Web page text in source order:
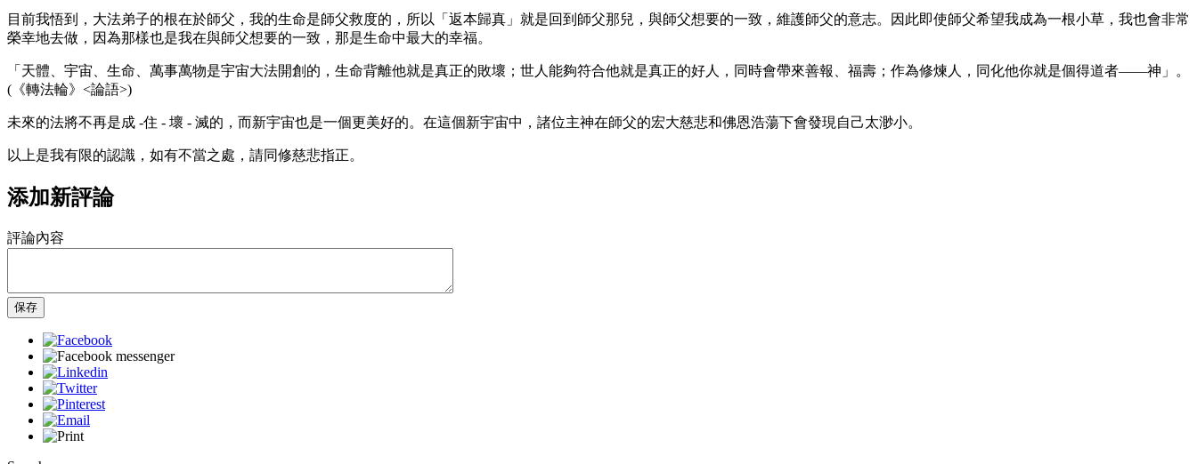
目前我悟到，大法弟子的根在於師父，我的生命是師父救度的，所以「返本歸真」就是回到師父那兒，與師父想要的一致，維護師父的意志。因此即使師父希望我成為一根小草，我也會非常
榮幸地去做，因為那樣也是我在與師父想要的一致，那是生命中最大的幸福。
「天體、宇宙、生命、萬事萬物是宇宙大法開創的，生命背離他就是真正的敗壞；世人能夠符合他就是真正的好人，同時會帶來善報、福壽；作為修煉人，同化他你就是個得道者——神」。
(《轉法輪》<論語>)
未來的法將不再是成 -住 - 壞 - 滅的，而新宇宙也是一個更美好的。在這個新宇宙中，諸位主神在師父的宏大慈悲和佛恩浩蕩下會發現自己太渺小。
以上是我有限的認識，如有不當之處，請同修慈悲指正。
添加新評論
評論內容
保存